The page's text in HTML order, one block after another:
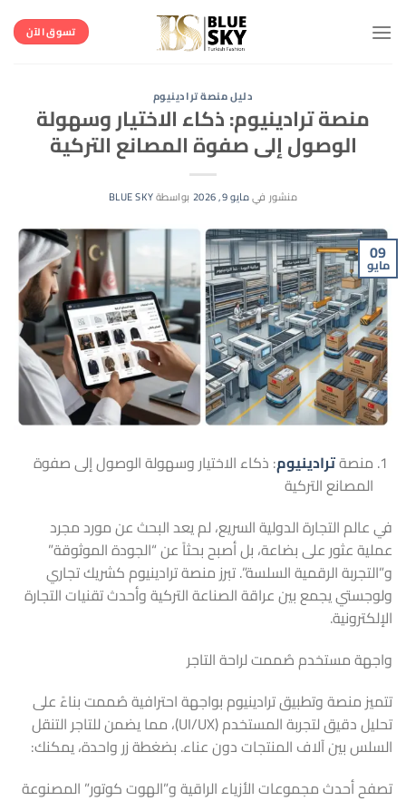
للمحتوى
تسوق الآن
دليل منصة ترادينيوم
منصة ترادينيوم: ذكاء الاختيار وسهولة
الوصول إلى صفوة المصانع التركية
منشور فيمايو 9, 2026 بواسطةBLUE SKY
09
مايو
منصةترادينيوم: ذكاء الاختيار وسهولة الوصول إلى صفوة
المصانع التركية
في عالم التجارة الدولية السريع، لم يعد البحث عن مورد مجرد
عملية عثور على بضاعة، بل أصبح بحثاً عن “الجودة الموثوقة”
و”التجربة الرقمية السلسة”. تبرز منصة ترادينيوم كشريك تجاري
ولوجستي يجمع بين عراقة الصناعة التركية وأحدث تقنيات التجارة
الإلكترونية.
واجهة مستخدم صُممت لراحة التاجر
تتميز منصة وتطبيق ترادينيوم بواجهة احترافية صُممت بناءً على
تحليل دقيق لتجربة المستخدم (UI/UX)، مما يضمن للتاجر التنقل
السلس بين آلاف المنتجات دون عناء. بضغطة زر واحدة، يمكنك:
تصفح أحدث مجموعات الأزياء الراقية و”الهوت كوتور” المصنوعة